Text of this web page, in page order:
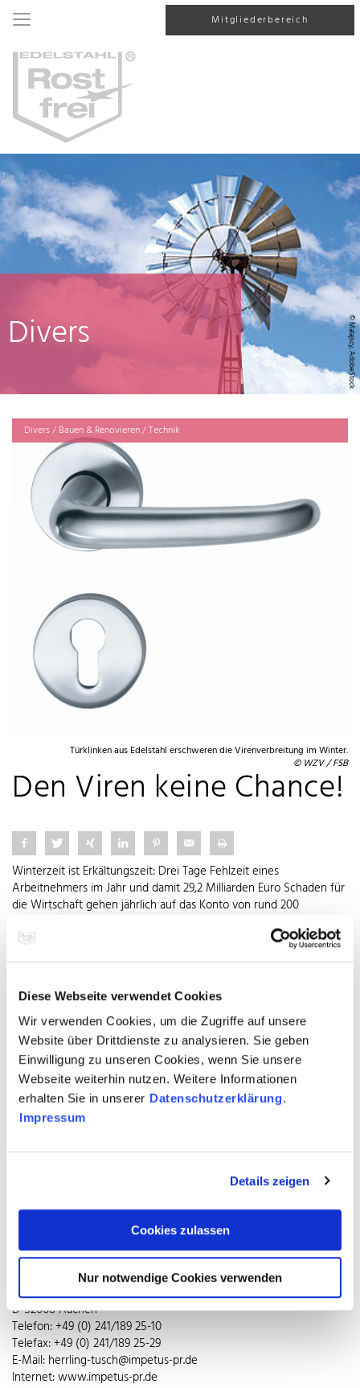
Diese Webseite verwendet Cookies
Wir verwenden Cookies, um die Zugriffe auf unsere
Website über Drittdienste zu analysieren. Sie geben
Einwilligung zu unseren Cookies, wenn Sie unsere
Webseite weiterhin nutzen. Weitere Informationen
erhalten Sie in unserer Datenschutzerklärung.
Impressum
Details zeigen
Cookies zulassen
Nur notwendige Cookies verwenden
Mitgliederbereich
© Malajscy, AdobeStock
Divers
Divers / Bauen & Renovieren / Technik
Türklinken aus Edelstahl erschweren die Virenverbreitung im Winter.
© WZV / FSB
Den Viren keine Chance!
Winterzeit ist Erkältungszeit: Drei Tage Fehlzeit eines
Arbeitnehmers im Jahr und damit 29,2 Milliarden Euro Schaden für
die Wirtschaft gehen jährlich auf das Konto von rund 200
auf eine harte Probe stellen. Von Mitte Oktober bis Mitte Februar
erwartet die Weltgesundheitsorganisation (WHO) mehrere
dem Schweinegrippevirus H1N1. Neben den klassischen
Vorbeugungsmaßnahmen der Abwehrkräftestärkung, dem
häufigen Händewaschen und der Schutzimpfung tragen
Türklinken, Lichtschalter und Geländer aus Edelstahl Rostfrei zur
Eindämmung der Virenverbreitung bei. Am häufigsten verbreiten
sich Viren per Tröpfcheninfektion und über kontaminierte
Oberflächen in öffentlichen Räumen und Verkehrsmitteln. Edelstahl
bietet dank seiner dauerhaft glatten und damit hygienischen
Oberfläche Viren keinen Halt. Beständig gegenüber mechanischer
unempfindlich gegenüber Reinigungs- und Desinfektionsmitteln.
So leistet der edle Werkstoff vor allem in der kalten Jahreszeit
einen wertvollen Beitrag zum Schutz vor Erkältung und Krankheit.
impetus.PR
Ursula Herrling-Tusch
Charlottenburger Allee 27–29
D-52068 Aachen
Telefon: +49 (0) 241/189 25-10
Telefax: +49 (0) 241/189 25-29
E-Mail: herrling-tusch@impetus-pr.de
Internet: www.impetus-pr.de